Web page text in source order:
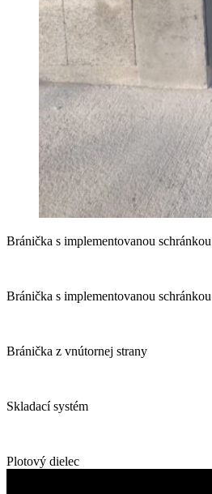
Bránička s implementovanou schránkou
Bránička s implementovanou schránkou
Bránička z vnútornej strany
Skladací systém
Plotový dielec